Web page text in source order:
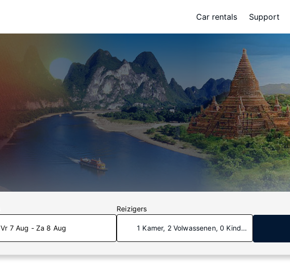
Car rentals Support
Vr 7 Aug - Za 8 Aug
Reizigers
1 Kamer, 2 Volwassenen, 0 Kinderen